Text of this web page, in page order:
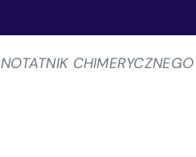
NOTATNIK